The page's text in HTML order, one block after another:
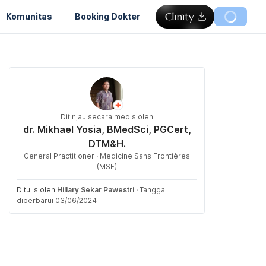
Komunitas Booking Dokter
Ditinjau secara medis oleh
dr. Mikhael Yosia, BMedSci, PGCert,
DTM&H.
General Practitioner · Medicine Sans Frontières
(MSF)
Ditulis oleh Hillary Sekar Pawestri · Tanggal
diperbarui 03/06/2024